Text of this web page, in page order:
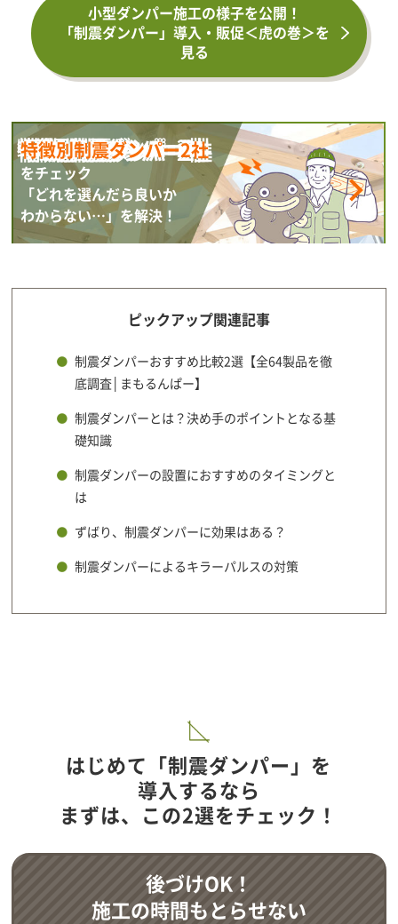
小型ダンパー施工の様子を公開！
「制震ダンパー」導入・販促＜虎の巻＞を
見る
特徴別制震ダンパー2社
をチェック
「どれを選んだら良いか
わからない…」を解決！
ピックアップ関連記事
制震ダンパーおすすめ比較2選【全64製品を徹
底調査│まもるんぱー】
制震ダンパーとは？決め手のポイントとなる基
礎知識
制震ダンパーの設置におすすめのタイミングと
は
ずばり、制震ダンパーに効果はある？
制震ダンパーによるキラーパルスの対策
はじめて「制震ダンパー」を
導入するなら
まずは、この2選をチェック！
後づけOK！
施工の時間もとらせない